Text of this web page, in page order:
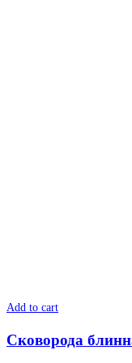
Add to cart
Сковорода